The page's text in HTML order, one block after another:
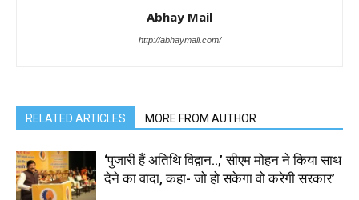
Abhay Mail
http://abhaymail.com/
RELATED ARTICLES MORE FROM AUTHOR
‘पुजारी हैं अतिथि विद्वान..,’ सीएम मोहन ने किया साथ
देने का वादा, कहा- जो हो सकेगा वो करेगी सरकार’